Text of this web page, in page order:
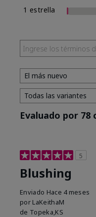
1 estrella
Evaluado por 78
5
Blushing
Enviado Hace 4 meses
por LaKeithaM
de Topeka,KS